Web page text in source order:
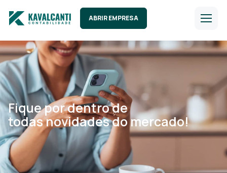
ABRIR EMPRESA
Fique por dentro de
todas novidades do mercado!